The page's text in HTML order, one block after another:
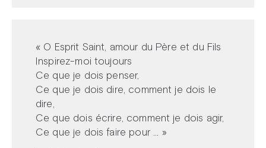
« O Esprit Saint, amour du Père et du Fils
Inspirez-moi toujours
Ce que je dois penser,
Ce que je dois dire, comment je dois le
dire,
Ce que dois écrire, comment je dois agir,
Ce que je dois faire pour ... »